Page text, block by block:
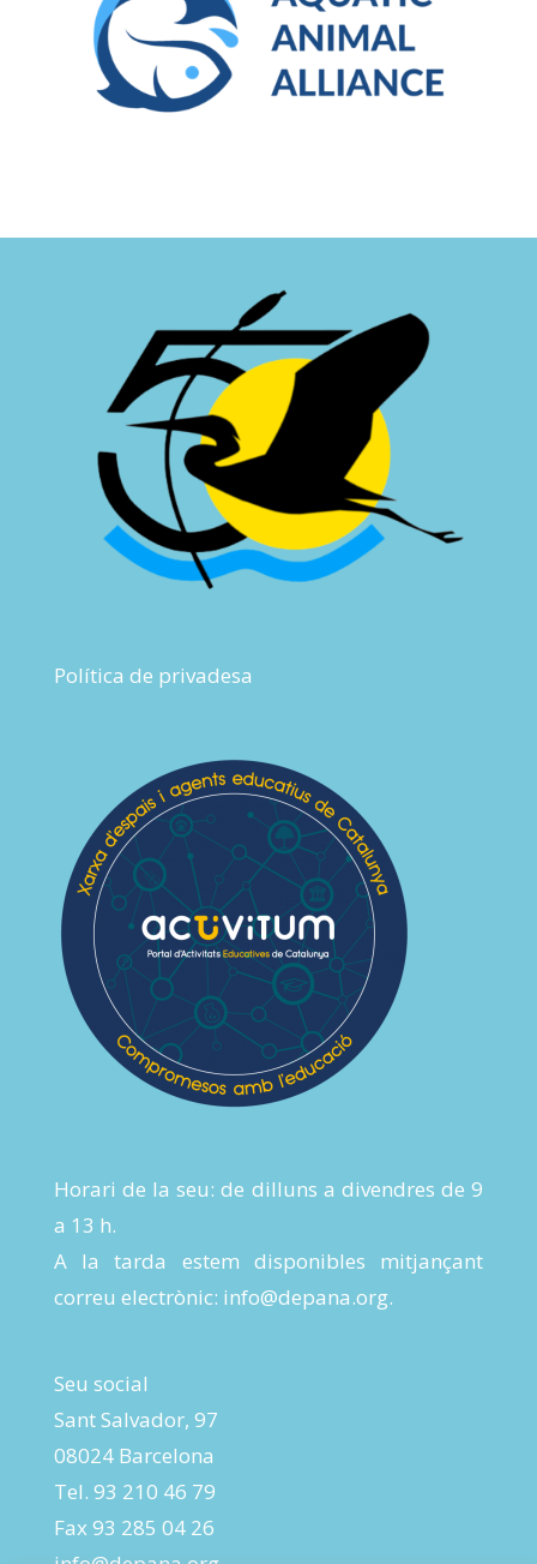
Política de privadesa
Horari de la seu: de dilluns a divendres de 9
a 13 h.
A la tarda estem disponibles mitjançant
correu electrònic: info@depana.org.
Seu social
Sant Salvador, 97
08024 Barcelona
Tel. 93 210 46 79
Fax 93 285 04 26